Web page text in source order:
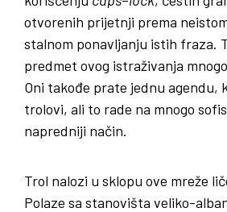
otvorenih prijetnji prema
stalnom ponavljanju istih fraza.
predmet ovog istraživanja
Oni takođe prate jednu agendu,
trolovi, ali to rade na mnogo
napredniji način.
Trol nalozi u sklopu ove mreže
Polaze sa stanovišta veliko-